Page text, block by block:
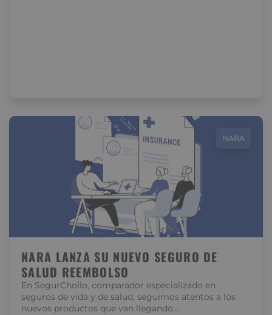
NARA
NARA LANZA SU NUEVO SEGURO DE
SALUD REEMBOLSO
En SegurChollo, comparador especializado en
seguros de vida y de salud, seguimos atentos a los
nuevos productos que van llegando…